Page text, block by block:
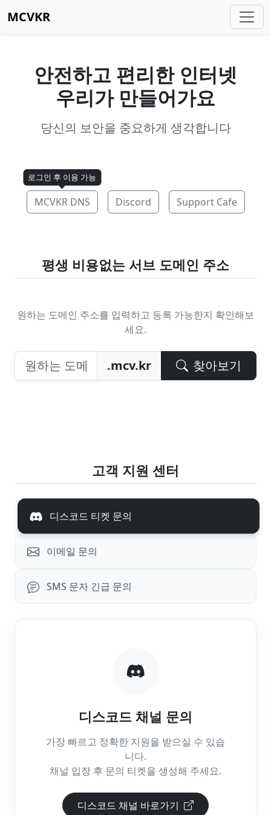
MCVKR
안전하고 편리한 인터넷
우리가 만들어가요
당신의 보안을 중요하게 생각합니다
로그인 후 이용 가능
MCVKR DNS Discord Support Cafe
평생 비용없는 서브 도메인 주소
원하는 도메인 주소를 입력하고 등록 가능한지 확인해보
세요.
.mcv.kr 찾아보기
고객 지원 센터
디스코드 티켓 문의
이메일 문의
SMS 문자 긴급 문의
디스코드 채널 문의
가장 빠르고 정확한 지원을 받으실 수 있습
니다.
채널 입장 후 문의 티켓을 생성해 주세요.
디스코드 채널 바로가기